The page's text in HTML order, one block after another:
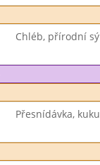
Chléb, přírodní
Přesnídávka,